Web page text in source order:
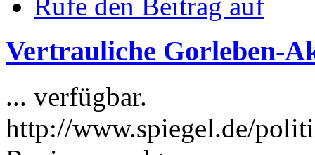
Vertrauliche Gorleben-
... verfügbar.
http://www.spiegel.de/